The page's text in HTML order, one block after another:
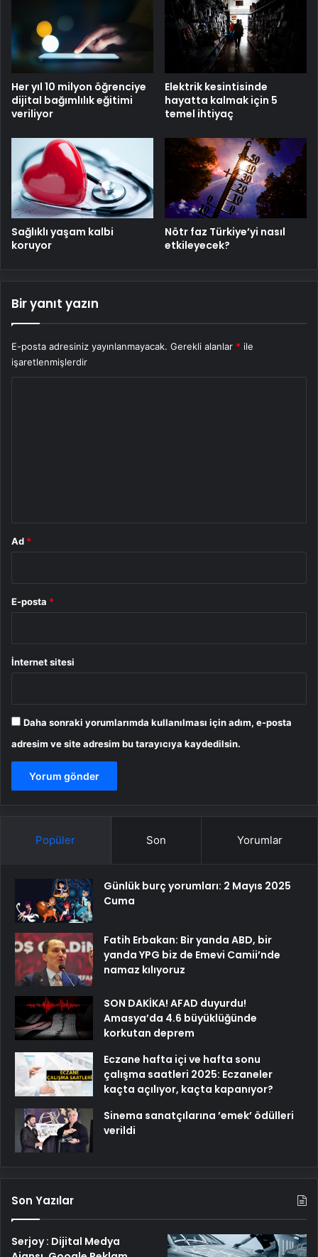
Her yıl 10 milyon öğrenciye
dijital bağımlılık eğitimi
veriliyor
Elektrik kesintisinde
hayatta kalmak için 5
temel ihtiyaç
Sağlıklı yaşam kalbi
koruyor
Nötr faz Türkiye’yi nasıl
etkileyecek?
Bir yanıt yazın
E-posta adresiniz yayınlanmayacak. Gerekli alanlar * ile
işaretlenmişlerdir
Ad *
E-posta *
İnternet sitesi
Daha sonraki yorumlarımda kullanılması için adım, e-posta
adresim ve site adresim bu tarayıcıya kaydedilsin.
Popüler Son Yorumlar
Günlük burç yorumları: 2 Mayıs 2025
Cuma
Fatih Erbakan: Bir yanda ABD, bir
yanda YPG biz de Emevi Camii’nde
namaz kılıyoruz
SON DAKİKA! AFAD duyurdu!
Amasya’da 4.6 büyüklüğünde
korkutan deprem
Eczane hafta içi ve hafta sonu
çalışma saatleri 2025: Eczaneler
kaçta açılıyor, kaçta kapanıyor?
Sinema sanatçılarına ’emek’ ödülleri
verildi
Son Yazılar
Serjoy : Dijital Medya